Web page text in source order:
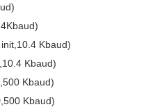
Kbaud)
Kbaud)
Kbaud)
Kbaud)